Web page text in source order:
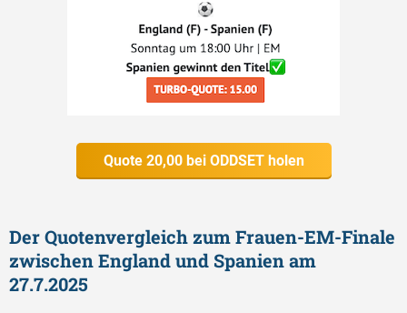
Quote 20,00 bei ODDSET holen
Der Quotenvergleich zum Frauen-EM-Finale
zwischen England und Spanien am
27.7.2025